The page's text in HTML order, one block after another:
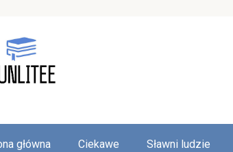
główna Ciekawe Sławni ludzie